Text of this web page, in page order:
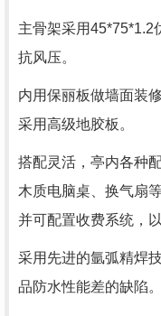
主骨架采用45*75*1.2
抗风压。
内用保丽板做墙面装
采用高级地胶板。
搭配灵活，亭内各种
木质电脑桌、换气扇
并可配置收费系统，
采用先进的氩弧精焊
品防水性能差的缺陷。